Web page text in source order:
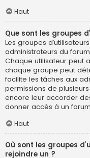
Haut
Que sont les groupes
Les groupes
administrateurs du
Chaque utilisateur peut
chaque groupe peut
facilite les tâches aux
permissions de
encore leur accorder
donner accès à un
Haut
Où sont les groupes
rejoindre un ?